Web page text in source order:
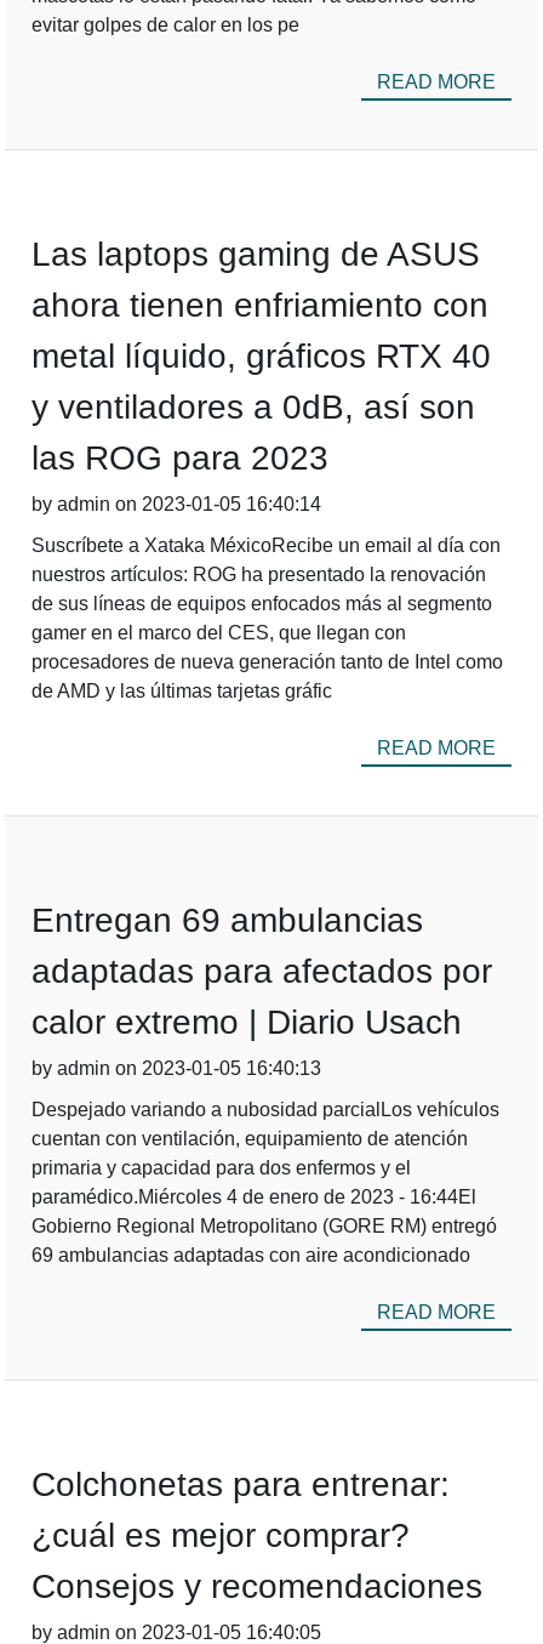
evitar golpes de calor en los pe
READ MORE
Las laptops gaming de ASUS
ahora tienen enfriamiento con
metal líquido, gráficos RTX 40
y ventiladores a 0dB, así son
las ROG para 2023
by admin on 2023-01-05 16:40:14
Suscríbete a Xataka MéxicoRecibe un email al día con
nuestros artículos: ROG ha presentado la renovación
de sus líneas de equipos enfocados más al segmento
gamer en el marco del CES, que llegan con
procesadores de nueva generación tanto de Intel como
de AMD y las últimas tarjetas gráfic
READ MORE
Entregan 69 ambulancias
adaptadas para afectados por
calor extremo | Diario Usach
by admin on 2023-01-05 16:40:13
Despejado variando a nubosidad parcialLos vehículos
cuentan con ventilación, equipamiento de atención
primaria y capacidad para dos enfermos y el
paramédico.Miércoles 4 de enero de 2023 - 16:44El
Gobierno Regional Metropolitano (GORE RM) entregó
69 ambulancias adaptadas con aire acondicionado
READ MORE
Colchonetas para entrenar:
¿cuál es mejor comprar?
Consejos y recomendaciones
by admin on 2023-01-05 16:40:05